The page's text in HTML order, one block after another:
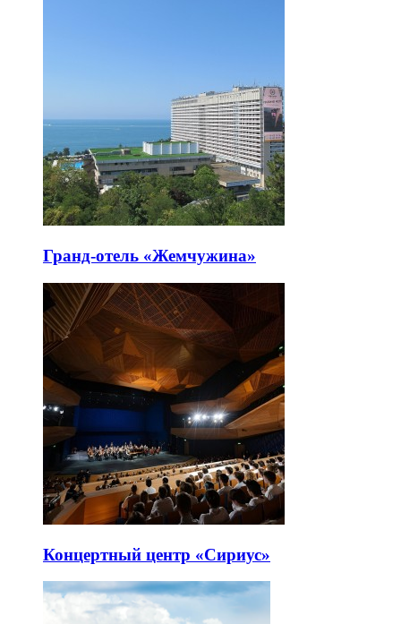
Гранд-отель «Жемчужина»
Концертный центр «Сириус»